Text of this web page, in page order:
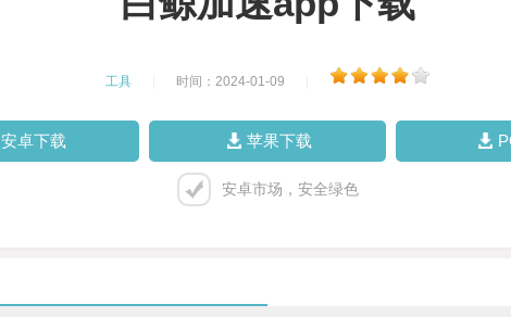
工具 时间：2024-01-09
安卓下载 苹果下载
安卓市场，安全绿色